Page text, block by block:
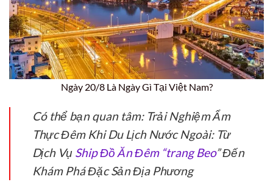
Ngày 20/8 Là Ngày Gì Tại Việt Nam?
Có thể bạn quan tâm: Trải Nghiệm Ẩm
Thực Đêm Khi Du Lịch Nước Ngoài: Từ
Dịch Vụ Ship Đồ Ăn Đêm “trang Beo” Đến
Khám Phá Đặc Sản Địa Phương